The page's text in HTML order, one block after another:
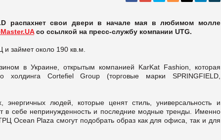
распахнет свои двери в начале мая в любимом молле
со ссылкой на пресс-службу компании UTG.
и займет около 190 кв.м.
в Украине, открытым компанией KarKat Fashion, которая
холдинга Cortefiel Group (торговые марки SPRINGFIELD,
людей, которые ценят стиль, универсальность и
в себе непринужденность и последние модные тренды. Именно
Ocean Plaza смогут подобрать образ как для офиса, так и для